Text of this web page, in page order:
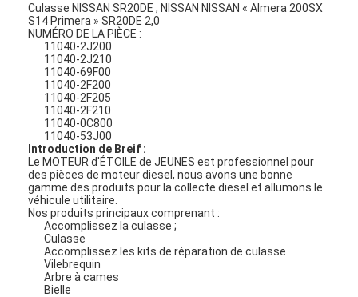
Culasse NISSAN SR20DE ; NISSAN NISSAN « Almera 200SX
S14 Primera » SR20DE 2,0
NUMÉRO DE LA PIÈCE :
11040-2J200
11040-2J210
11040-69F00
11040-2F200
11040-2F205
11040-2F210
11040-0C800
11040-53J00
Introduction de Breif :
Le MOTEUR d'ÉTOILE de JEUNES est professionnel pour
des pièces de moteur diesel, nous avons une bonne
gamme des produits pour la collecte diesel et allumons le
véhicule utilitaire.
Nos produits principaux comprenant :
Accomplissez la culasse ;
Culasse
Accomplissez les kits de réparation de culasse
Vilebrequin
Arbre à cames
Bielle